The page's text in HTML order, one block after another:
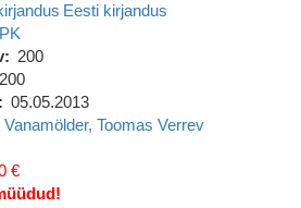
Eesti kirjandus
PK
200
05.05.2013
Vanamölder, Toomas Verrev
€